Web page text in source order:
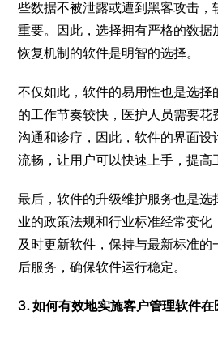
些数据不被泄露或遭到黑客攻击，
重要。因此，选择拥有严格的数据
恢复机制的软件是明智的选择。
不仅如此，软件的易用性也是选择
的工作节奏较快，医护人员需要
沟通和诊疗，因此，软件的界面设
流畅，让用户可以快速上手，提高
最后，软件的升级维护服务也是选
业的政策法规和行业标准经常变化
及时更新软件，保持与最新标准的
后服务，确保软件运行稳定。
3. 如何有效地实施客户管理软件在